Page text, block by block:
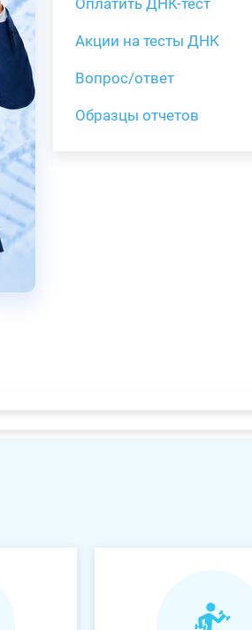
Акции на тесты ДНК
Вопрос/ответ
Образцы отчетов